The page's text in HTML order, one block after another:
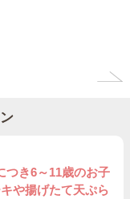
つき6～11歳のお子
や揚げたて天ぷら